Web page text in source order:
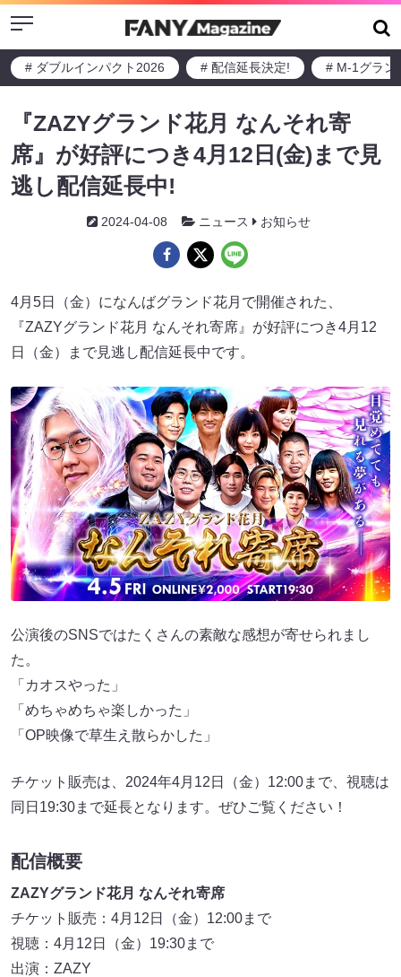
Menu
# ダブルインパクト2026 # 配信延長決定! # M-1グラン
『ZAZYグランド花月 なんそれ寄
席』が好評につき4月12日(金)まで見
逃し配信延長中!
2024-04-08 ニュース お知らせ
4月5日（金）になんばグランド花月で開催された、
『ZAZYグランド花月 なんそれ寄席』が好評につき4月12
日（金）まで見逃し配信延長中です。
公演後のSNSではたくさんの素敵な感想が寄せられまし
た。
「カオスやった」
「めちゃめちゃ楽しかった」
「OP映像で草生え散らかした」
チケット販売は、2024年4月12日（金）12:00まで、視聴は
同日19:30まで延長となります。ぜひご覧ください！
配信概要
ZAZYグランド花月 なんそれ寄席
チケット販売：4月12日（金）12:00まで
視聴：4月12日（金）19:30まで
出演：ZAZY